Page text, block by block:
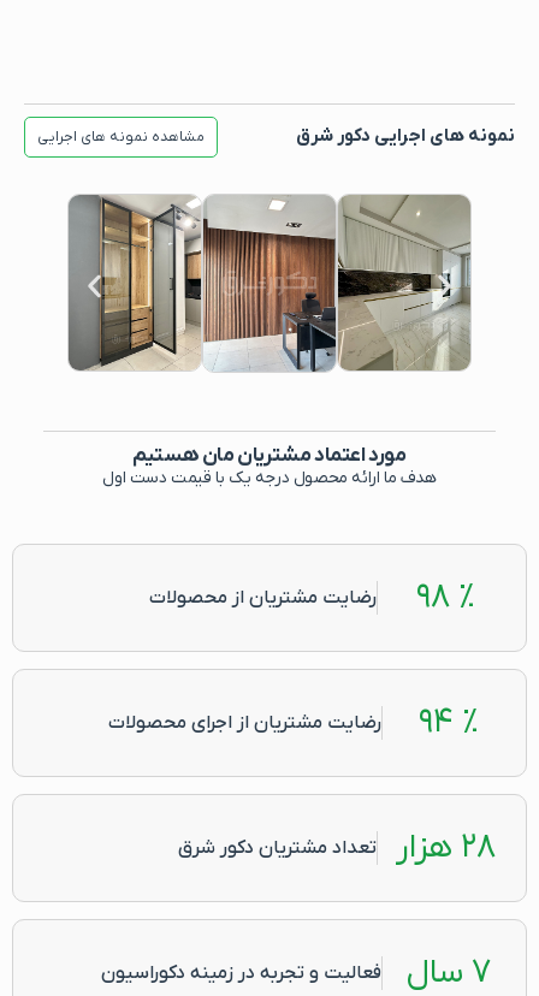
نمونه های اجرایی دکور شرق مشاهده نمونه های اجرایی
مورد اعتماد مشتریان مان هستیم
هدف ما ارائه محصول درجه یک با قیمت دست اول
٪ ۹۸ رضایت مشتریان از محصولات
۲۸ هزار تعداد مشتریان دکور شرق
٪ ۹۴ رضایت مشتریان از اجرای محصولات
۷ سال فعالیت و تجربه در زمینه دکوراسیون